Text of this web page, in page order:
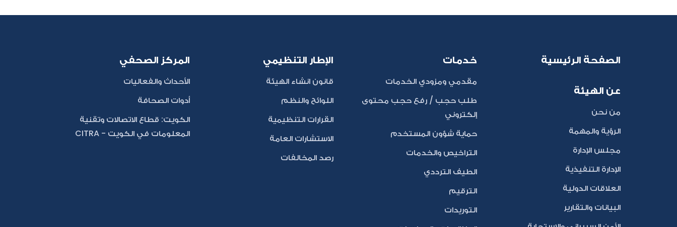
الصفحة الرئيسية
عن الهيئة
من نحن
الرؤية والمهمة
مجلس الإدارة
الإدارة التنفيذية
العلاقات الدولية
البيانات والتقارير
خدمات
مقدمي ومزودي الخدمات
طلب حجب / رفع حجب محتوى
إلكتروني
حماية شؤون المستخدم
التراخيص والخدمات
الطيف الترددي
الترقيم
التوريدات
الإطار التنظيمي
قانون انشاء الهيئة
اللوائح والنظم
القرارات التنظيمية
الاستشارات العامة
رصد المخالفات
المركز الصحفي
الأحداث والفعاليات
أدوات الصحافة
الكويت: قطاع الاتصالات وتقنية
المعلومات في الكويت - CITRA